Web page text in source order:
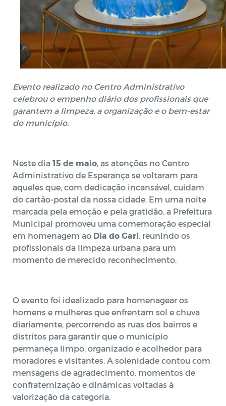
Evento realizado no Centro Administrativo
celebrou o empenho diário dos profissionais que
garantem a limpeza, a organização e o bem-estar
do município.
Neste dia 15 de maio , as atenções no Centro
Administrativo de Esperança se voltaram para
aqueles que, com dedicação incansável, cuidam
do cartão-postal da nossa cidade. Em uma noite
marcada pela emoção e pela gratidão, a Prefeitura
Municipal promoveu uma comemoração especial
em homenagem ao Dia do Gari , reunindo os
profissionais da limpeza urbana para um
momento de merecido reconhecimento.
O evento foi idealizado para homenagear os
homens e mulheres que enfrentam sol e chuva
diariamente, percorrendo as ruas dos bairros e
distritos para garantir que o município
permaneça limpo, organizado e acolhedor para
moradores e visitantes. A solenidade contou com
mensagens de agradecimento, momentos de
confraternização e dinâmicas voltadas à
valorização da categoria.